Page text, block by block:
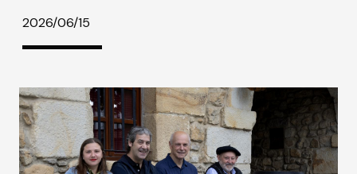
2026/06/15